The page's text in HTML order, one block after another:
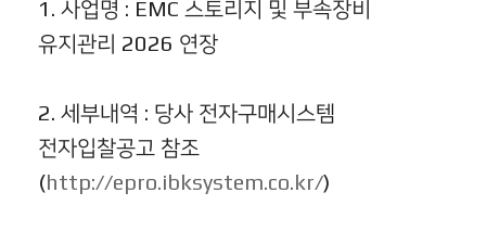
1. 사업명 : EMC 스토리지 및 부속장비
유지관리 2026 연장
2. 세부내역 : 당사 전자구매시스템
전자입찰공고 참조
(http://epro.ibksystem.co.kr/)